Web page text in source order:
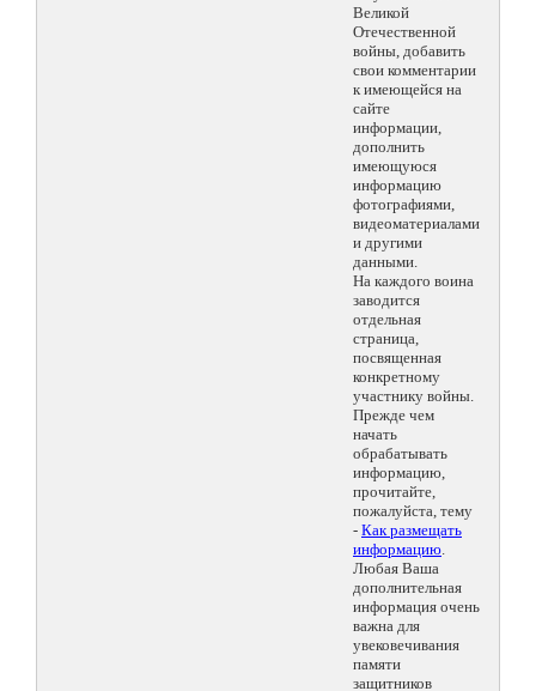
Великой
Отечественной
войны, добавить
свои комментарии
к имеющейся на
сайте
информации,
дополнить
имеющуюся
информацию
фотографиями,
видеоматериалами
и другими
данными.
На каждого воина
заводится
отдельная
страница,
посвященная
конкретному
участнику войны.
Прежде чем
начать
обрабатывать
информацию,
прочитайте,
пожалуйста, тему
- Как размещать
информацию.
Любая Ваша
дополнительная
информация очень
важна для
увековечивания
памяти
защитников